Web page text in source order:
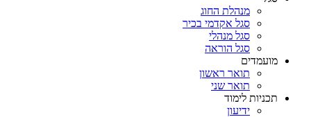
מנהלת החוג
סגל אקדמי בכיר
סגל מנהלי
סגל הוראה
מועמדים
תואר ראשון
תואר שני
תכניות לימוד
ידיעון